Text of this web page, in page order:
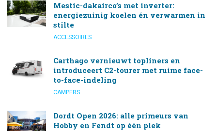
Mestic-dakairco’s met inverter:
energiezuinig koelen én verwarmen in
stilte
ACCESSOIRES
Carthago vernieuwt topliners en
introduceert C2-tourer met ruime face-
to-face-indeling
CAMPERS
Dordt Open 2026: alle primeurs van
Hobby en Fendt op één plek